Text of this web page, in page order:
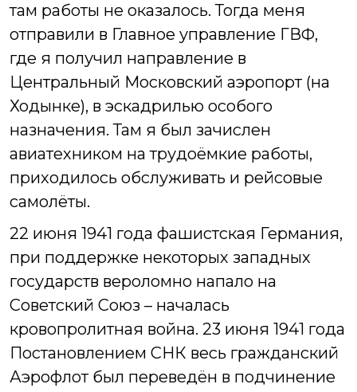
там работы не оказалось. Тогда меня
отправили в Главное управление ГВФ,
где я получил направление в
Центральный Московский аэропорт (на
Ходынке), в эскадрилью особого
назначения. Там я был зачислен
авиатехником на трудоёмкие работы,
приходилось обслуживать и рейсовые
самолёты.
22 июня 1941 года фашистская Германия,
при поддержке некоторых западных
государств вероломно напало на
Советский Союз – началась
кровопролитная война. 23 июня 1941 года
Постановлением СНК весь гражданский
Аэрофлот был переведён в подчинение